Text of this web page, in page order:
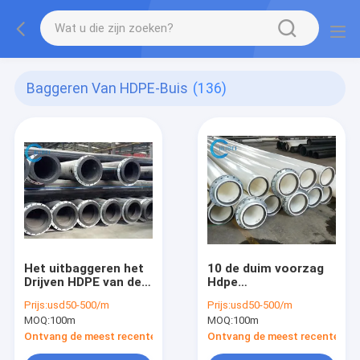
Baggeren Van HDPE-Buis (136)
Het uitbaggeren het
Drijven HDPE van de
de Lossing van het
Pijppe100 Zand
Prijs:usd50-500/m
MOQ:100m
Ontvang de meest recente Prijs
10 de duim voorzag
Hdpe
met de
Baggermachine van
de Snijderszuiging
van een flens
Prijs:usd50-500/m
MOQ:100m
Ontvang de meest recente